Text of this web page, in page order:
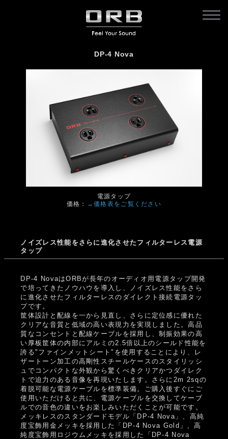
DP-4 Nova
電源タップ
価格：
→価格表をご覧ください
ノイズレス性能をさらに進化させたフィルターレス電源
タップ
DP-4 NovaはORBが長年のオーディオ用電源タップ開発
で培ってきたノウハウを導入し、ノイズレス性能をさら
に進化させたフィルターレスのダイレクト接続電源タッ
プです。
筐体設計と配線を一から見直し、さらに定位感に優れた
クリアな音質と低域の高い表現力を実現しました。高品
質なコンセントと配線ケーブルを採用し、制振効果の高
い厚板筐体の内部にアルミの2.5倍以上のシールド性能を
誇る"ファインメットシート"を使用することにより、レ
ザートーン加工の高剛性スチールケースのスタイリッシ
ュでコンパクトな外観から驚くべきクリアかつダイレク
トで迫力のある音像を再現いたします。さらに2m 2sqの
着脱可能な電源ケーブルを標準装備。ご購入後すぐにご
使用いただけると共に、電源ケーブルを交換してケーブ
ルでの音色の違いをお楽しみいただくことが可能です。
メッキレスのスタンダードモデル「DP-4 Nova」、高純
度宝飾用金メッキを採用した「DP-4 Nova Gold」、高
純度宝飾用ロジウムメッキを採用した「DP-4 Nova